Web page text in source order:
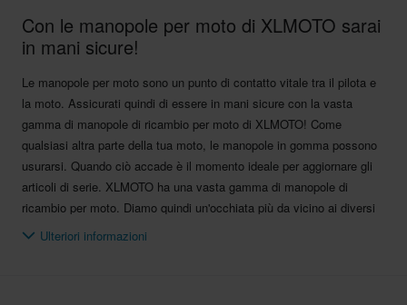
Con le manopole per moto di XLMOTO sarai
in mani sicure!
Le manopole per moto sono un punto di contatto vitale tra il pilota e
la moto. Assicurati quindi di essere in mani sicure con la vasta
gamma di manopole di ricambio per moto di XLMOTO! Come
qualsiasi altra parte della tua moto, le manopole in gomma possono
usurarsi. Quando ciò accade è il momento ideale per aggiornare gli
articoli di serie. XLMOTO ha una vasta gamma di manopole di
ricambio per moto. Diamo quindi un'occhiata più da vicino ai diversi
tipi disponibili.
Ulteriori informazioni